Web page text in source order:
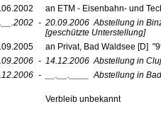
an ETM - Eisenbahn- und
- 20.09.2006 Abstellung in
[geschützte Unterstellung]
an Privat, Bad Waldsee [D]
- 14.12.2006 Abstellung in
- __.__.____ Abstellung in
Verbleib unbekannt